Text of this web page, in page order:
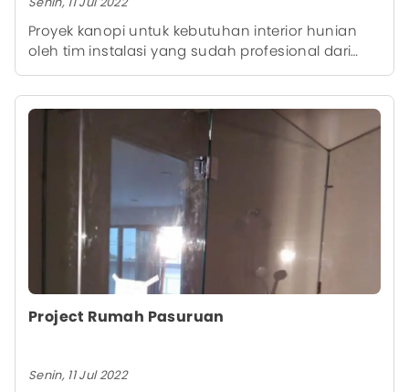
Proyek kanopi untuk kebutuhan interior hunian
oleh tim instalasi yang sudah profesional dari
kami, sehingga memberikan hasil akhir yang rapi.
Project Rumah Pasuruan
Senin, 11 Jul 2022